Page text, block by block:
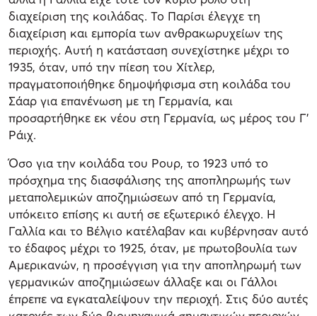
διαχείριση της κοιλάδας. Το Παρίσι έλεγχε τη
διαχείριση και εμπορία των ανθρακωρυχείων της
περιοχής. Αυτή η κατάσταση συνεχίστηκε μέχρι το
1935, όταν, υπό την πίεση του Χίτλερ,
πραγματοποιήθηκε δημοψήφισμα στη κοιλάδα του
Σάαρ για επανένωση με τη Γερμανία, και
προσαρτήθηκε εκ νέου στη Γερμανία, ως μέρος του Γ’
Ράιχ.
Όσο για την κοιλάδα του Ρουρ, το 1923 υπό το
πρόσχημα της διασφάλισης της αποπληρωμής των
μεταπολεμικών αποζημιώσεων από τη Γερμανία,
υπόκειτο επίσης κι αυτή σε εξωτερικό έλεγχο. Η
Γαλλία και το Βέλγιο κατέλαβαν και κυβέρνησαν αυτό
το έδαφος μέχρι το 1925, όταν, με πρωτοβουλία των
Αμερικανών, η προσέγγιση για την αποπληρωμή των
γερμανικών αποζημιώσεων άλλαξε και οι Γάλλοι
έπρεπε να εγκαταλείψουν την περιοχή. Στις δύο αυτές